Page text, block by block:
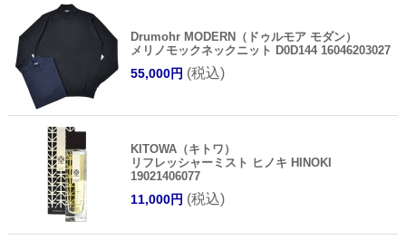
Drumohr MODERN（ドゥルモア モダン）
メリノモックネックニット D0D144 16046203027
55,000円 (税込)
KITOWA（キトワ）
リフレッシャーミスト ヒノキ HINOKI
19021406077
11,000円 (税込)